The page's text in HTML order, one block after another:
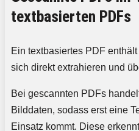
textbasierten PDFs
Ein textbasiertes PDF
sich direkt extrahieren und
Bei gescannten PDFs
Bilddaten, sodass erst eine
Einsatz kommt. Diese